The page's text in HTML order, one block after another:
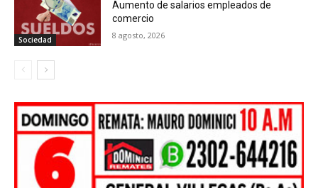
Sociedad
Aumento de salarios empleados de
comercio
8 agosto, 2026